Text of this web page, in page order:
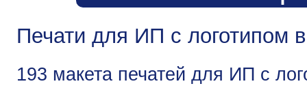
Печати для ИП с логотипом
193 макета печатей для ИП с